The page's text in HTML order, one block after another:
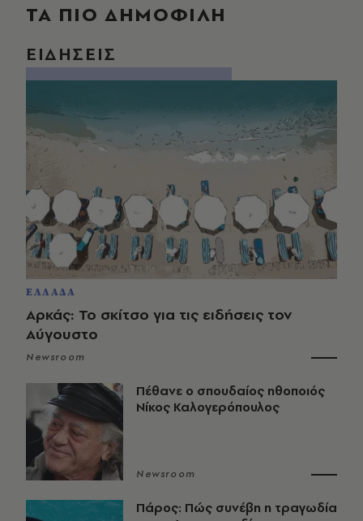
ΤΑ ΠΙΟ ΔΗΜΟΦΙΛΗ
ΕΙΔΗΣΕΙΣ
ΕΛΛΑΔΑ
Αρκάς: Το σκίτσο για τις ειδήσεις τον
Αύγουστο
Newsroom
Πέθανε ο σπουδαίος ηθοποιός
Νίκος Καλογερόπουλος
Newsroom
Πάρος: Πώς συνέβη η τραγωδία